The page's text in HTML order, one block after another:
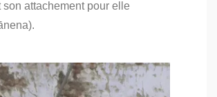
Partie
attachement pour elle